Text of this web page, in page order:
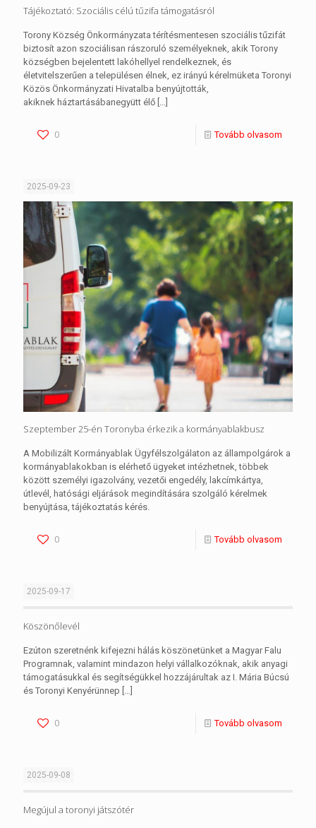
Tájékoztató: Szociális célú tűzifa támogatásról
Torony Község Önkormányzata térítésmentesen szociális tűzifát
biztosít azon szociálisan rászoruló személyeknek, akik Torony
községben bejelentett lakóhellyel rendelkeznek, és
életvitelszerűen a településen élnek, ez irányú kérelmüketa Toronyi
Közös Önkormányzati Hivatalba benyújtották,
akiknek háztartásábanegyütt élő […]
0 Tovább olvasom
2025-09-23
Szeptember 25-én Toronyba érkezik a kormányablakbusz
A Mobilizált Kormányablak Ügyfélszolgálaton az állampolgárok a
kormányablakokban is elérhető ügyeket intézhetnek, többek
között személyi igazolvány, vezetői engedély, lakcímkártya,
útlevél, hatósági eljárások megindítására szolgáló kérelmek
benyújtása, tájékoztatás kérés.
0 Tovább olvasom
2025-09-17
Köszönőlevél
Ezúton szeretnénk kifejezni hálás köszönetünket a Magyar Falu
Programnak, valamint mindazon helyi vállalkozóknak, akik anyagi
támogatásukkal és segítségükkel hozzájárultak az I. Mária Búcsú
és Toronyi Kenyérünnep […]
0 Tovább olvasom
2025-09-08
Megújul a toronyi játszótér